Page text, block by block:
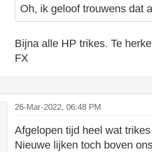
Oh, ik geloof trouwens dat
Bijna alle HP trikes. Te
FX
26-Mar-2022, 06:48 PM
Afgelopen tijd heel wat
Nieuwe lijken toch boven